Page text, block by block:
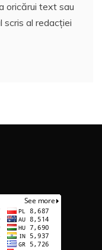
oricărui text sau
al redacției